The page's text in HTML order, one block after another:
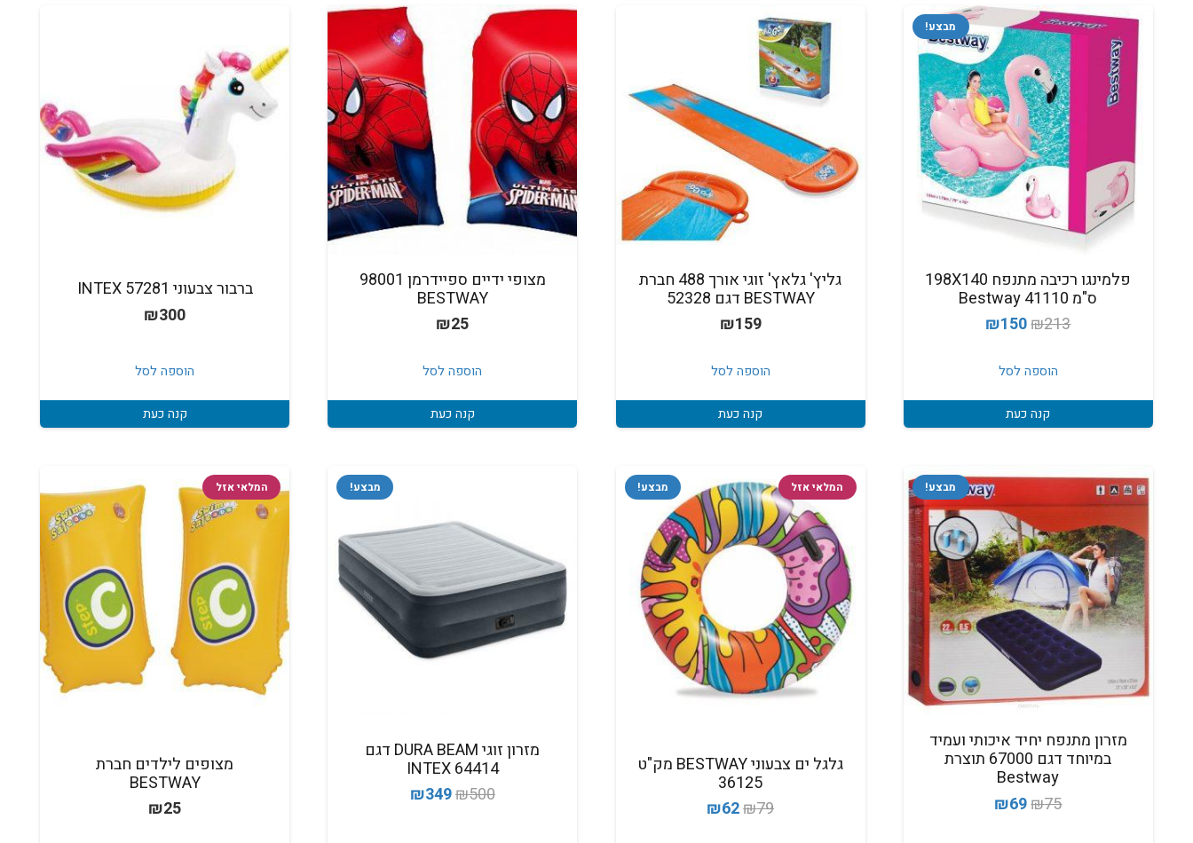
מבצע!
פלמינגו רכיבה מתנפח 198X140
ס"מ 41110 Bestway
₪213
המחיר
היה:
₪213.
₪150
המחיר
₪150.
הוספה לסל
קנה כעת
גליץ' גלאץ' זוגי אורך 488 חברת
BESTWAY דגם 52328
₪159
הוספה לסל
קנה כעת
מצופי ידיים ספיידרמן 98001
BESTWAY
₪25
הוספה לסל
קנה כעת
ברבור צבעוני INTEX 57281
₪300
הוספה לסל
קנה כעת
מבצע!
מזרון מתנפח יחיד איכותי ועמיד
במיוחד דגם 67000 תוצרת
Bestway
₪75
המחיר
₪69
המחיר
מבצע! המלאי אזל
גלגל ים צבעוני BESTWAY מק"ט
36125
₪79
המחיר
₪62
המחיר
מבצע!
מזרון זוגי DURA BEAM דגם
64414 INTEX
₪500
המחיר
₪349
המלאי אזל
מצופים לילדים חברת
BESTWAY
₪25